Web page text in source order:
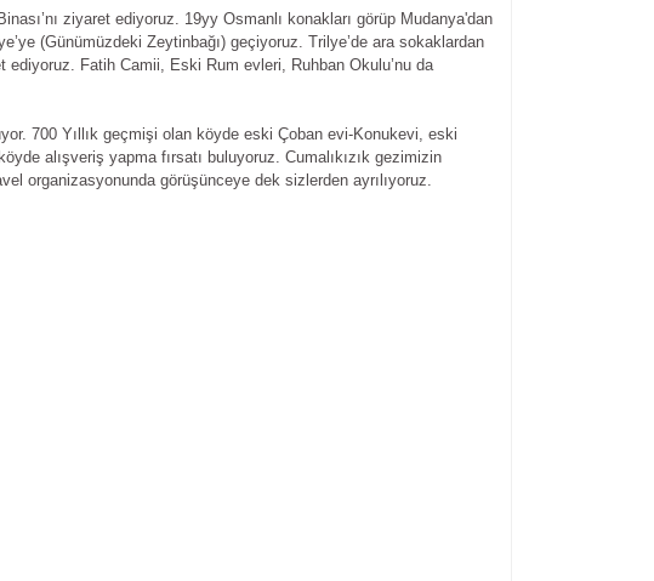
ziyaret ediyoruz. 19yy Osmanlı konakları görüp Mudanya'dan
(Günümüzdeki Zeytinbağı) geçiyoruz. Trilye’de ara sokaklardan
Fatih Camii, Eski Rum evleri, Ruhban Okulu’nu da
700 Yıllık geçmişi olan köyde eski Çoban evi-Konukevi, eski
alışveriş yapma fırsatı buluyoruz. Cumalıkızık gezimizin
organizasyonunda görüşünceye dek sizlerden ayrılıyoruz.